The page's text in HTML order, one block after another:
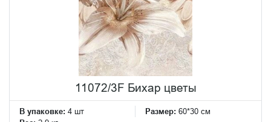
11072/3F Бихар цветы
В упаковке: 4 шт Размер: 60*30 см